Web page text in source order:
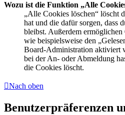
Wozu ist die Funktion „Alle
„Alle Cookies löschen“ löscht
hat und die dafür sorgen, dass
bleibst. Außerdem
wie beispielsweise den
Board-Administration aktiviert
bei der An- oder Abmeldung
die Cookies löscht.
Nach oben
Benutzerpräferenzen